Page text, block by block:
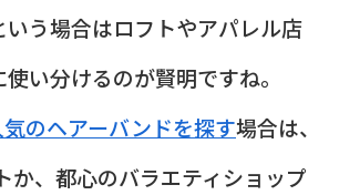
う場合はロフトやアパレル店
い分けるのが賢明ですね。
のヘアーバンドを探す場合は、
か、都心のバラエティショップ